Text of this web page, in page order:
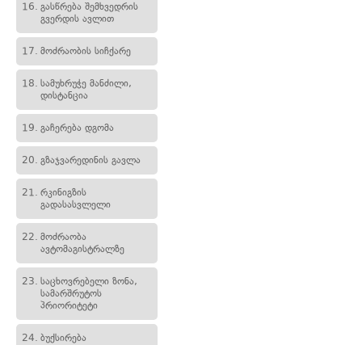
16. გასწრება შემხვედრის
გვერდის ავლით
17. მოძრაობის სიჩქარე
18. სამუხრუჭე მანძილი,
დისტანცია
19. გაჩერება დგომა
20. გზაჯვარედინის გავლა
21. რკინიგზის
გადასასვლელი
22. მოძრაობა
ავტომაგისტრალზე
23. საცხოვრებელი ზონა,
სამარშრუტოს
პრიორიტეტი
24. ბუქსირება